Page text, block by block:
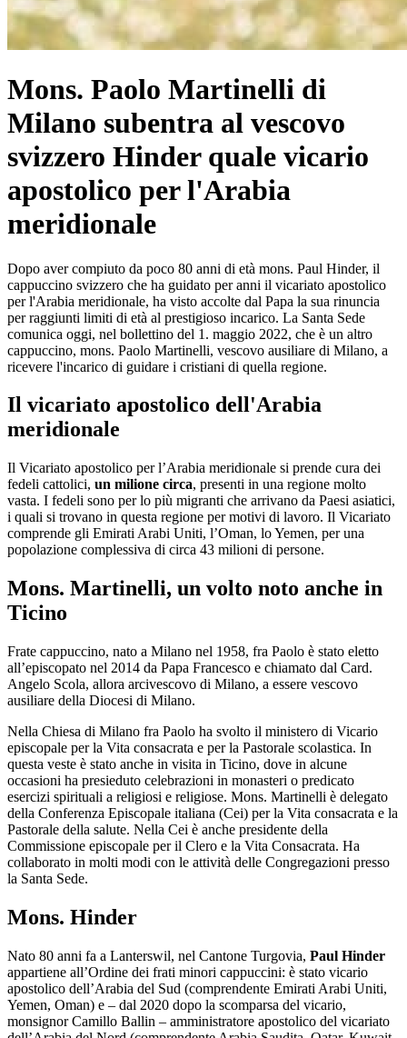
Mons. Paolo Martinelli di
Milano subentra al vescovo
svizzero Hinder quale vicario
apostolico per l'Arabia
meridionale
Dopo aver compiuto da poco 80 anni di età mons. Paul Hinder, il
cappuccino svizzero che ha guidato per anni il vicariato apostolico
per l'Arabia meridionale, ha visto accolte dal Papa la sua rinuncia
per raggiunti limiti di età al prestigioso incarico. La Santa Sede
comunica oggi, nel bollettino del 1. maggio 2022, che è un altro
cappuccino, mons. Paolo Martinelli, vescovo ausiliare di Milano, a
ricevere l'incarico di guidare i cristiani di quella regione.
Il vicariato apostolico dell'Arabia
meridionale
Il Vicariato apostolico per l’Arabia meridionale si prende cura dei
fedeli cattolici, un milione circa, presenti in una regione molto
vasta. I fedeli sono per lo più migranti che arrivano da Paesi asiatici,
i quali si trovano in questa regione per motivi di lavoro. Il Vicariato
comprende gli Emirati Arabi Uniti, l’Oman, lo Yemen, per una
popolazione complessiva di circa 43 milioni di persone.
Mons. Martinelli, un volto noto anche in
Ticino
Frate cappuccino, nato a Milano nel 1958, fra Paolo è stato eletto
all’episcopato nel 2014 da Papa Francesco e chiamato dal Card.
Angelo Scola, allora arcivescovo di Milano, a essere vescovo
ausiliare della Diocesi di Milano.
Nella Chiesa di Milano fra Paolo ha svolto il ministero di Vicario
episcopale per la Vita consacrata e per la Pastorale scolastica. In
questa veste è stato anche in visita in Ticino, dove in alcune
occasioni ha presieduto celebrazioni in monasteri o predicato
esercizi spirituali a religiosi e religiose. Mons. Martinelli è delegato
della Conferenza Episcopale italiana (Cei) per la Vita consacrata e la
Pastorale della salute. Nella Cei è anche presidente della
Commissione episcopale per il Clero e la Vita Consacrata. Ha
collaborato in molti modi con le attività delle Congregazioni presso
la Santa Sede.
Mons. Hinder
Nato 80 anni fa a Lanterswil, nel Cantone Turgovia, Paul Hinder
appartiene all’Ordine dei frati minori cappuccini: è stato vicario
apostolico dell’Arabia del Sud (comprendente Emirati Arabi Uniti,
Yemen, Oman) e – dal 2020 dopo la scomparsa del vicario,
monsignor Camillo Ballin – amministratore apostolico del vicariato